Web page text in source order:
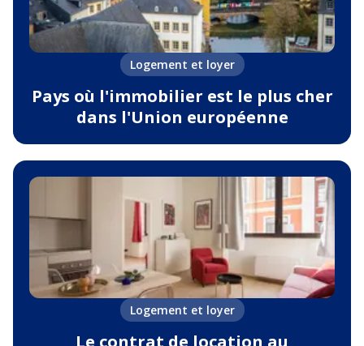
Logement et loyer
Pays où l'immobilier est le plus cher
dans l'Union européenne
Logement et loyer
Le contrat de location au